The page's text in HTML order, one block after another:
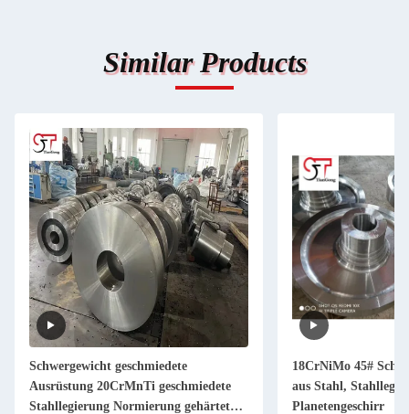
Similar Products
Schwergewicht geschmiedete
Ausrüstung 20CrMnTi geschmiedete
Stahllegierung Normierung gehärtet
18CrNiMo 45#
aus Stahl,
Planetengeschirr